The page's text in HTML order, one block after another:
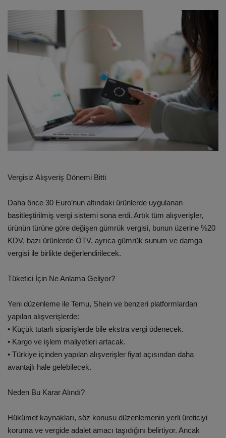
SAĞLIK VE YAŞAM TARZI
SPOR
SEYAHAT
GALERİ
VİDEO
Vergisiz Alışveriş Dönemi Bitti
Daha önce 30 Euro’nun altındaki ürünlerde uygulanan
basitleştirilmiş vergi sistemi sona erdi. Artık tüm alışverişler,
ürünün türüne göre değişen gümrük vergisi, bunun üzerine %20
KDV, bazı ürünlerde ÖTV, ayrıca gümrük sunum ve damga
vergisi ile birlikte değerlendirilecek.
Tüketici İçin Ne Anlama Geliyor?
Yeni düzenleme ile Temu, Shein ve benzeri platformlardan
yapılan alışverişlerde:
• Küçük tutarlı siparişlerde bile ekstra vergi ödenecek.
• Kargo ve işlem maliyetleri artacak.
• Türkiye içinden yapılan alışverişler fiyat açısından daha
avantajlı hale gelebilecek.
Neden Bu Karar Alındı?
Hükümet kaynakları, söz konusu düzenlemenin yerli üreticiyi
koruma ve vergide adalet amacı taşıdığını belirtiyor. Ancak